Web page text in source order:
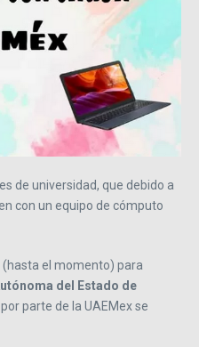
de universidad, que debido a
con un equipo de cómputo
el momento) para
del Estado de
parte de la UAEMex se